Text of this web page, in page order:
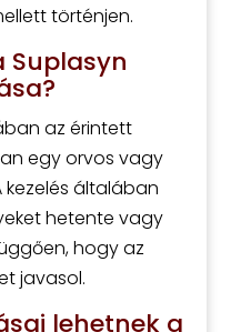
történjen.
Suplasyn
az érintett
egy orvos vagy
kezelés általában
hetente vagy
hogy az
javasol.
lehetnek a